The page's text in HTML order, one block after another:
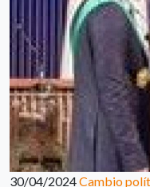
30/04/2024Cambio